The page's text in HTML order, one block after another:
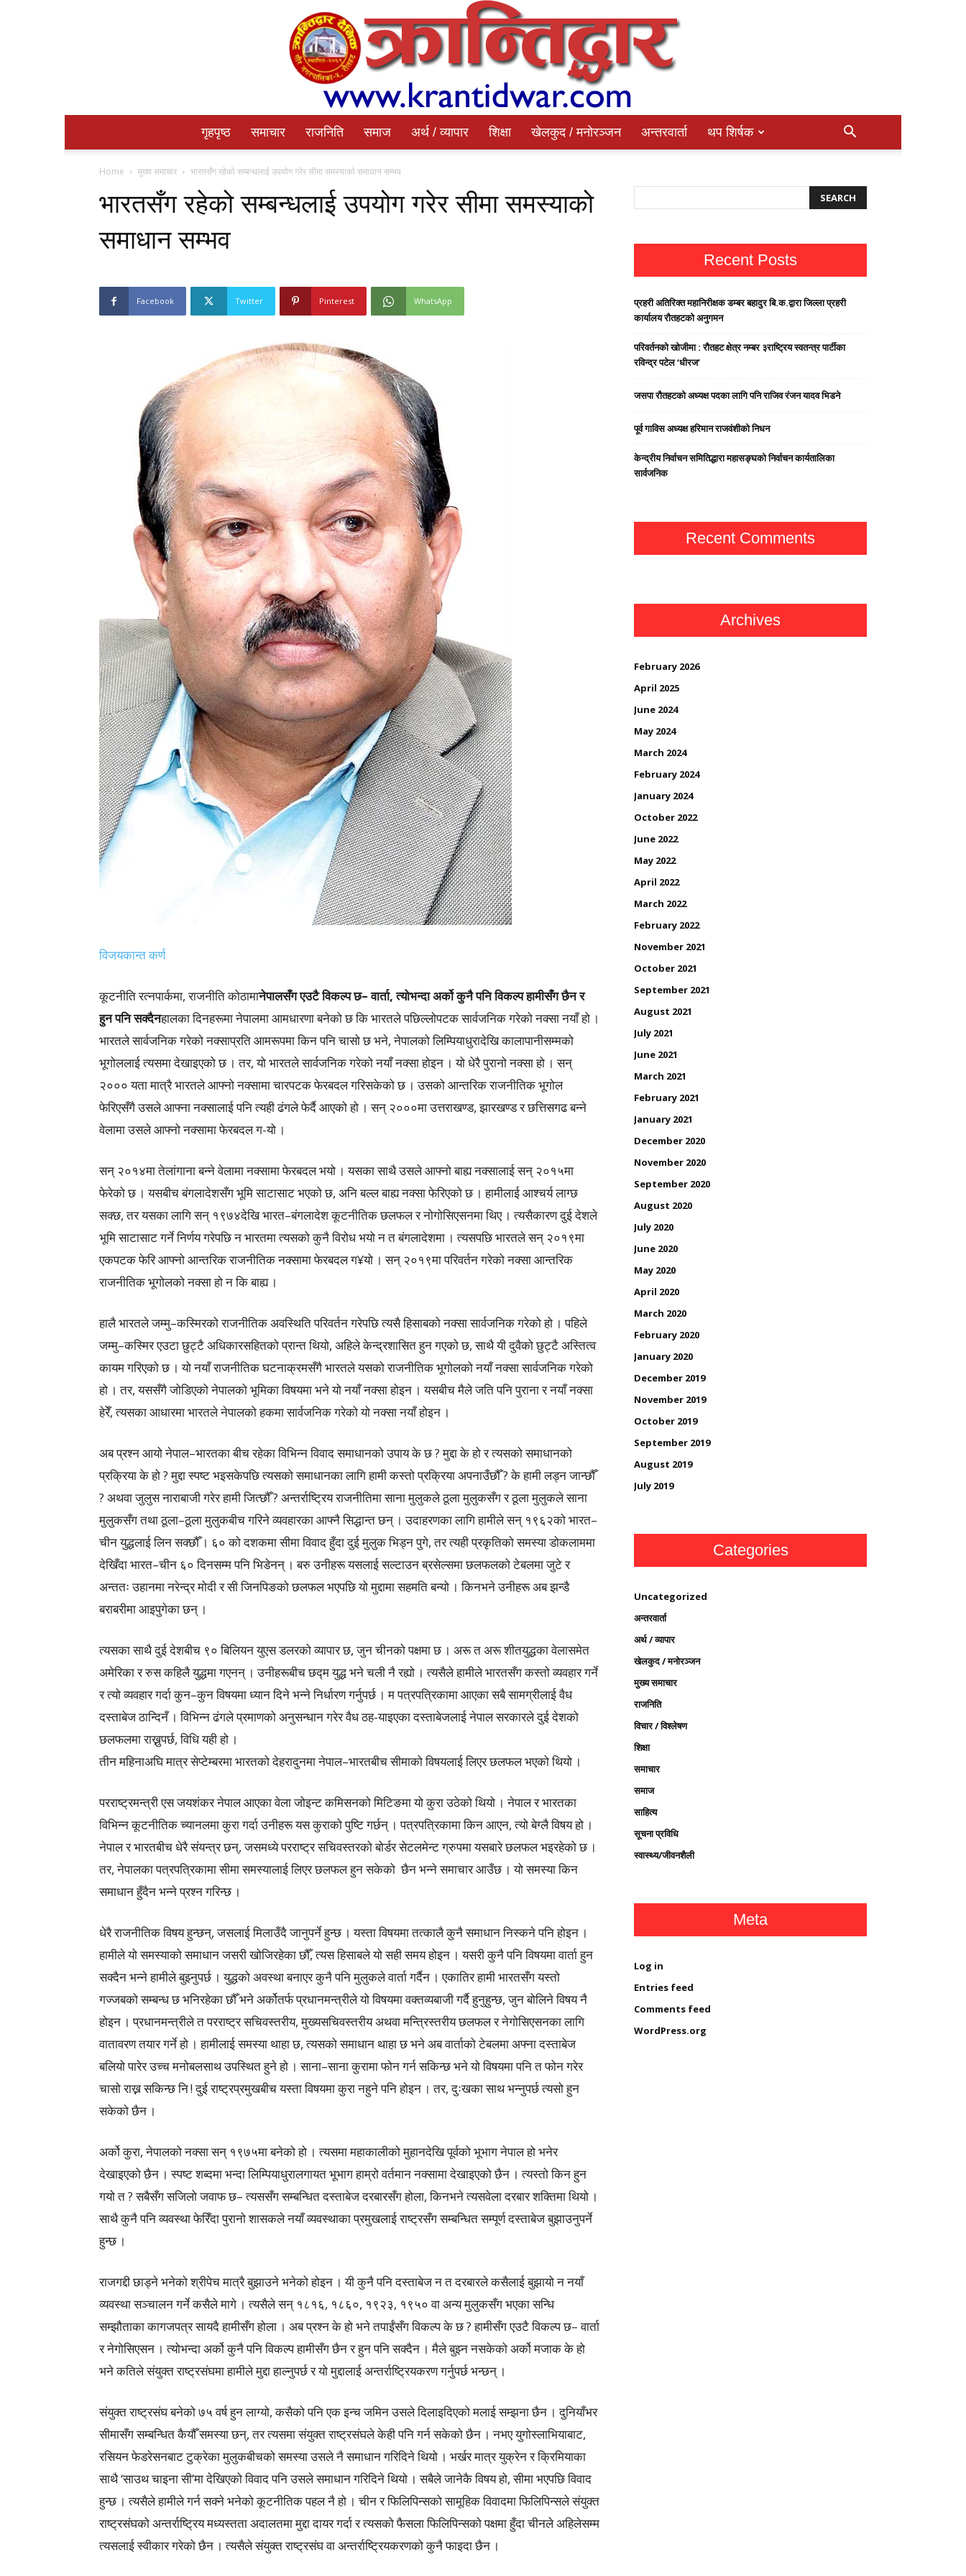
गृहपृष्ठ समाचार राजनिति समाज अर्थ / व्यापार शिक्षा खेलकुद / मनोरञ्जन अन्तरवार्ता थप शिर्षक
Home मुख्य समाचार भारतसँग रहेको सम्बन्धलाई उपयोग गरेर सीमा समस्याको समाधान सम्भव
भारतसँग रहेको सम्बन्धलाई उपयोग गरेर सीमा समस्याको
समाधान सम्भव
Facebook Twitter Pinterest WhatsApp
विजयकान्त कर्ण
कूटनीति रत्नपार्कमा, राजनीति कोठामानेपालसँग एउटै विकल्प छ– वार्ता, त्योभन्दा अर्को कुनै पनि विकल्प हामीसँग छैन र
हुन पनि सक्दैनहालका दिनहरूमा नेपालमा आमधारणा बनेको छ कि भारतले पछिल्लोपटक सार्वजनिक गरेको नक्सा नयाँ हो ।
भारतले सार्वजनिक गरेको नक्साप्रति आमरूपमा किन पनि चासो छ भने, नेपालको लिम्पियाधुरादेखि कालापानीसम्मको
भूगोललाई त्यसमा देखाइएको छ । तर, यो भारतले सार्वजनिक गरेको नयाँ नक्सा होइन । यो धेरै पुरानो नक्सा हो । सन्
२००० यता मात्रै भारतले आफ्नो नक्सामा चारपटक फेरबदल गरिसकेको छ । उसको आन्तरिक राजनीतिक भूगोल
फेरिएसँगै उसले आफ्ना नक्सालाई पनि त्यही ढंगले फेर्दै आएको हो । सन् २०००मा उत्तराखण्ड, झारखण्ड र छत्तिसगढ बन्ने
वेलामा उसले आफ्नो नक्सामा फेरबदल ग-यो ।
सन् २०१४मा तेलांगाना बन्ने वेलामा नक्सामा फेरबदल भयो । यसका साथै उसले आफ्नो बाह्य नक्सालाई सन् २०१५मा
फेरेको छ । यसबीच बंगलादेशसँग भूमि साटासाट भएको छ, अनि बल्ल बाह्य नक्सा फेरिएको छ । हामीलाई आश्चर्य लाग्छ
सक्छ, तर यसका लागि सन् १९७४देखि भारत–बंगलादेश कूटनीतिक छलफल र नोगोसिएसनमा थिए । त्यसैकारण दुई देशले
भूमि साटासाट गर्ने निर्णय गरेपछि न भारतमा त्यसको कुनै विरोध भयो न त बंगलादेशमा । त्यसपछि भारतले सन् २०१९मा
एकपटक फेरि आफ्नो आन्तरिक राजनीतिक नक्सामा फेरबदल ग¥यो । सन् २०१९मा परिवर्तन गरेको नक्सा आन्तरिक
राजनीतिक भूगोलको नक्सा हो न कि बाह्य ।
हालै भारतले जम्मु–कस्मिरको राजनीतिक अवस्थिति परिवर्तन गरेपछि त्यसै हिसाबको नक्सा सार्वजनिक गरेको हो । पहिले
जम्मु–कस्मिर एउटा छुट्टै अधिकारसहितको प्रान्त थियो, अहिले केन्द्रशासित हुन गएको छ, साथै यी दुवैको छुट्टै अस्तित्व
कायम गरिएको छ । यो नयाँ राजनीतिक घटनाक्रमसँगै भारतले यसको राजनीतिक भूगोलको नयाँ नक्सा सार्वजनिक गरेको
हो । तर, यससँगै जोडिएको नेपालको भूमिका विषयमा भने यो नयाँ नक्सा होइन । यसबीच मैले जति पनि पुराना र नयाँ नक्सा
हेरेँ, त्यसका आधारमा भारतले नेपालको हकमा सार्वजनिक गरेको यो नक्सा नयाँ होइन ।
अब प्रश्न आयो नेपाल–भारतका बीच रहेका विभिन्न विवाद समाधानको उपाय के छ ? मुद्दा के हो र त्यसको समाधानको
प्रक्रिया के हो ? मुद्दा स्पष्ट भइसकेपछि त्यसको समाधानका लागि हामी कस्तो प्रक्रिया अपनाउँछौँ ? के हामी लड्न जान्छौँ
? अथवा जुलुस नाराबाजी गरेर हामी जित्छौँ ? अन्तर्राष्ट्रिय राजनीतिमा साना मुलुकले ठूला मुलुकसँग र ठूला मुलुकले साना
मुलुकसँग तथा ठूला–ठूला मुलुकबीच गरिने व्यवहारका आफ्नै सिद्धान्त छन् । उदाहरणका लागि हामीले सन् १९६२को भारत–
चीन युद्धलाई लिन सक्छौँ । ६० को दशकमा सीमा विवाद हुँदा दुई मुलुक भिड्न पुगे, तर त्यही प्रकृतिको समस्या डोकलाममा
देखिँदा भारत–चीन ६० दिनसम्म पनि भिडेनन् । बरु उनीहरू यसलाई सल्टाउन ब्रसेल्समा छलफलको टेबलमा जुटे र
अन्ततः उहानमा नरेन्द्र मोदी र सी जिनपिङको छलफल भएपछि यो मुद्दामा सहमति बन्यो । किनभने उनीहरू अब झन्डै
बराबरीमा आइपुगेका छन् ।
त्यसका साथै दुई देशबीच ९० बिलियन युएस डलरको व्यापार छ, जुन चीनको पक्षमा छ । अरू त अरू शीतयुद्धका वेलासमेत
अमेरिका र रुस कहिलै युद्धमा गएनन् । उनीहरूबीच छद्म युद्ध भने चली नै रह्यो । त्यसैले हामीले भारतसँग कस्तो व्यवहार गर्ने
र त्यो व्यवहार गर्दा कुन–कुन विषयमा ध्यान दिने भन्ने निर्धारण गर्नुपर्छ । म पत्रपत्रिकामा आएका सबै सामग्रीलाई वैध
दस्ताबेज ठान्दिनँ । विभिन्न ढंगले प्रमाणको अनुसन्धान गरेर वैध ठह-याइएका दस्ताबेजलाई नेपाल सरकारले दुई देशको
छलफलमा राख्नुपर्छ, विधि यही हो ।
तीन महिनाअघि मात्र सेप्टेम्बरमा भारतको देहरादुनमा नेपाल–भारतबीच सीमाको विषयलाई लिएर छलफल भएको थियो ।
परराष्ट्रमन्त्री एस जयशंकर नेपाल आएका वेला जोइन्ट कमिसनको मिटिङमा यो कुरा उठेको थियो । नेपाल र भारतका
विभिन्न कूटनीतिक च्यानलमा कुरा गर्दा उनीहरू यस कुराको पुष्टि गर्छन् । पत्रपत्रिकामा किन आएन, त्यो बेग्लै विषय हो ।
नेपाल र भारतबीच धेरै संयन्त्र छन्, जसमध्ये परराष्ट्र सचिवस्तरको बोर्डर सेटलमेन्ट ग्रुपमा यसबारे छलफल भइरहेको छ ।
तर, नेपालका पत्रपत्रिकामा सीमा समस्यालाई लिएर छलफल हुन सकेको छैन भन्ने समाचार आउँछ । यो समस्या किन
समाधान हुँदैन भन्ने प्रश्न गरिन्छ ।
धेरै राजनीतिक विषय हुन्छन्, जसलाई मिलाउँदै जानुपर्ने हुन्छ । यस्ता विषयमा तत्कालै कुनै समाधान निस्कने पनि होइन ।
हामीले यो समस्याको समाधान जसरी खोजिरहेका छौँ, त्यस हिसाबले यो सही समय होइन । यसरी कुनै पनि विषयमा वार्ता हुन
सक्दैन भन्ने हामीले बुझ्नुपर्छ । युद्धको अवस्था बनाएर कुनै पनि मुलुकले वार्ता गर्दैन । एकातिर हामी भारतसँग यस्तो
गज्जबको सम्बन्ध छ भनिरहेका छौँ भने अर्कोतर्फ प्रधानमन्त्रीले यो विषयमा वक्तव्यबाजी गर्दै हुनुहुन्छ, जुन बोलिने विषय नै
होइन । प्रधानमन्त्रीले त परराष्ट्र सचिवस्तरीय, मुख्यसचिवस्तरीय अथवा मन्त्रिस्तरीय छलफल र नेगोसिएसनका लागि
वातावरण तयार गर्ने हो । हामीलाई समस्या थाहा छ, त्यसको समाधान थाहा छ भने अब वार्ताको टेबलमा अफ्ना दस्ताबेज
बलियो पारेर उच्च मनोबलसाथ उपस्थित हुने हो । साना–साना कुरामा फोन गर्न सकिन्छ भने यो विषयमा पनि त फोन गरेर
चासो राख्न सकिन्छ नि ! दुई राष्ट्रप्रमुखबीच यस्ता विषयमा कुरा नहुने पनि होइन । तर, दुःखका साथ भन्नुपर्छ त्यसो हुन
सकेको छैन ।
अर्को कुरा, नेपालको नक्सा सन् १९७५मा बनेको हो । त्यसमा महाकालीको मुहानदेखि पूर्वको भूभाग नेपाल हो भनेर
देखाइएको छैन । स्पष्ट शब्दमा भन्दा लिम्पियाधुरालगायत भूभाग हाम्रो वर्तमान नक्सामा देखाइएको छैन । त्यस्तो किन हुन
गयो त ? सबैसँग सजिलो जवाफ छ– त्यससँग सम्बन्धित दस्ताबेज दरबारसँग होला, किनभने त्यसवेला दरबार शक्तिमा थियो ।
साथै कुनै पनि व्यवस्था फेरिँदा पुरानो शासकले नयाँ व्यवस्थाका प्रमुखलाई राष्ट्रसँग सम्बन्धित सम्पूर्ण दस्ताबेज बुझाउनुपर्ने
हुन्छ ।
राजगद्दी छाड्ने भनेको श्रीपेच मात्रै बुझाउने भनेको होइन । यी कुनै पनि दस्ताबेज न त दरबारले कसैलाई बुझायो न नयाँ
व्यवस्था सञ्चालन गर्ने कसैले मागे । त्यसैले सन् १८१६, १८६०, १९२३, १९५० वा अन्य मुलुकसँग भएका सन्धि
सम्झौताका कागजपत्र सायदै हामीसँग होला । अब प्रश्न के हो भने तपाईंसँग विकल्प के छ ? हामीसँग एउटै विकल्प छ– वार्ता
र नेगोसिएसन । त्योभन्दा अर्को कुनै पनि विकल्प हामीसँग छैन र हुन पनि सक्दैन । मैले बुझ्न नसकेको अर्को मजाक के हो
भने कतिले संयुक्त राष्ट्रसंघमा हामीले मुद्दा हाल्नुपर्छ र यो मुद्दालाई अन्तर्राष्ट्रियकरण गर्नुपर्छ भन्छन् ।
संयुक्त राष्ट्रसंघ बनेको ७५ वर्ष हुन लाग्यो, कसैको पनि एक इन्च जमिन उसले दिलाइदिएको मलाई सम्झना छैन । दुनियाँभर
सीमासँग सम्बन्धित कैयौँ समस्या छन्, तर त्यसमा संयुक्त राष्ट्रसंघले केही पनि गर्न सकेको छैन । नभए युगोस्लाभियाबाट,
रसियन फेडरेसनबाट टुक्रेका मुलुकबीचको समस्या उसले नै समाधान गरिदिने थियो । भर्खर मात्र युक्रेन र क्रिमियाका
साथै ‘साउथ चाइना सी’मा देखिएको विवाद पनि उसले समाधान गरिदिने थियो । सबैले जानेकै विषय हो, सीमा भएपछि विवाद
हुन्छ । त्यसैले हामीले गर्न सक्ने भनेको कूटनीतिक पहल नै हो । चीन र फिलिपिन्सको सामूहिक विवादमा फिलिपिन्सले संयुक्त
राष्ट्रसंघको अन्तर्राष्ट्रिय मध्यस्तता अदालतमा मुद्दा दायर गर्दा र त्यसको फैसला फिलिपिन्सको पक्षमा हुँदा चीनले अहिलेसम्म
त्यसलाई स्वीकार गरेको छैन । त्यसैले संयुक्त राष्ट्रसंघ वा अन्तर्राष्ट्रियकरणको कुनै फाइदा छैन ।
Recent Posts
प्रहरी अतिरिक्त महानिरीक्षक डम्बर बहादुर बि.क.द्वारा जिल्ला प्रहरी
कार्यालय रौतहटको अनुगमन
परिवर्तनको खोजीमा : रौतहट क्षेत्र नम्बर ३राष्ट्रिय स्वतन्त्र पार्टीका
रविन्द्र पटेल ‘धीरज’
जसपा राैतहटको अध्यक्ष पदका लागि पनि राजिव रंजन यादव भिडने
पूर्व गाविस अध्यक्ष हरिमान राजवंशीको निधन
केन्द्रीय निर्वाचन समितिद्धारा महासङ्घको निर्वाचन कार्यतालिका
सार्वजनिक
Recent Comments
Archives
February 2026
April 2025
June 2024
May 2024
March 2024
February 2024
January 2024
October 2022
June 2022
May 2022
April 2022
March 2022
February 2022
November 2021
October 2021
September 2021
August 2021
July 2021
June 2021
March 2021
February 2021
January 2021
December 2020
November 2020
September 2020
August 2020
July 2020
June 2020
May 2020
April 2020
March 2020
February 2020
January 2020
December 2019
November 2019
October 2019
September 2019
August 2019
July 2019
Categories
Uncategorized
अन्तरवार्ता
अर्थ / व्यापार
खेलकुद / मनोरञ्जन
मुख्य समाचार
राजनिति
विचार / विश्लेषण
शिक्षा
समाचार
समाज
साहित्य
सूचना प्रविधि
स्वास्थ्य/जीवनशैली
Meta
Log in
Entries feed
Comments feed
WordPress.org